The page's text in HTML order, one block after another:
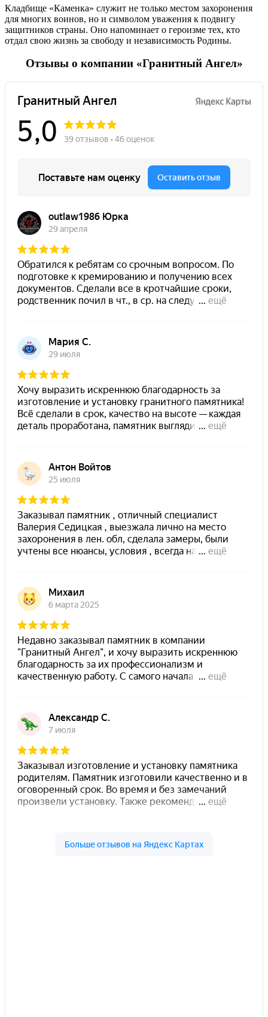
Кладбище «Каменка» служит не только местом захоронения
для многих воинов, но и символом уважения к подвигу
защитников страны. Оно напоминает о героизме тех, кто
отдал свою жизнь за свободу и независимость Родины.
Отзывы о компании «Гранитный Ангел»